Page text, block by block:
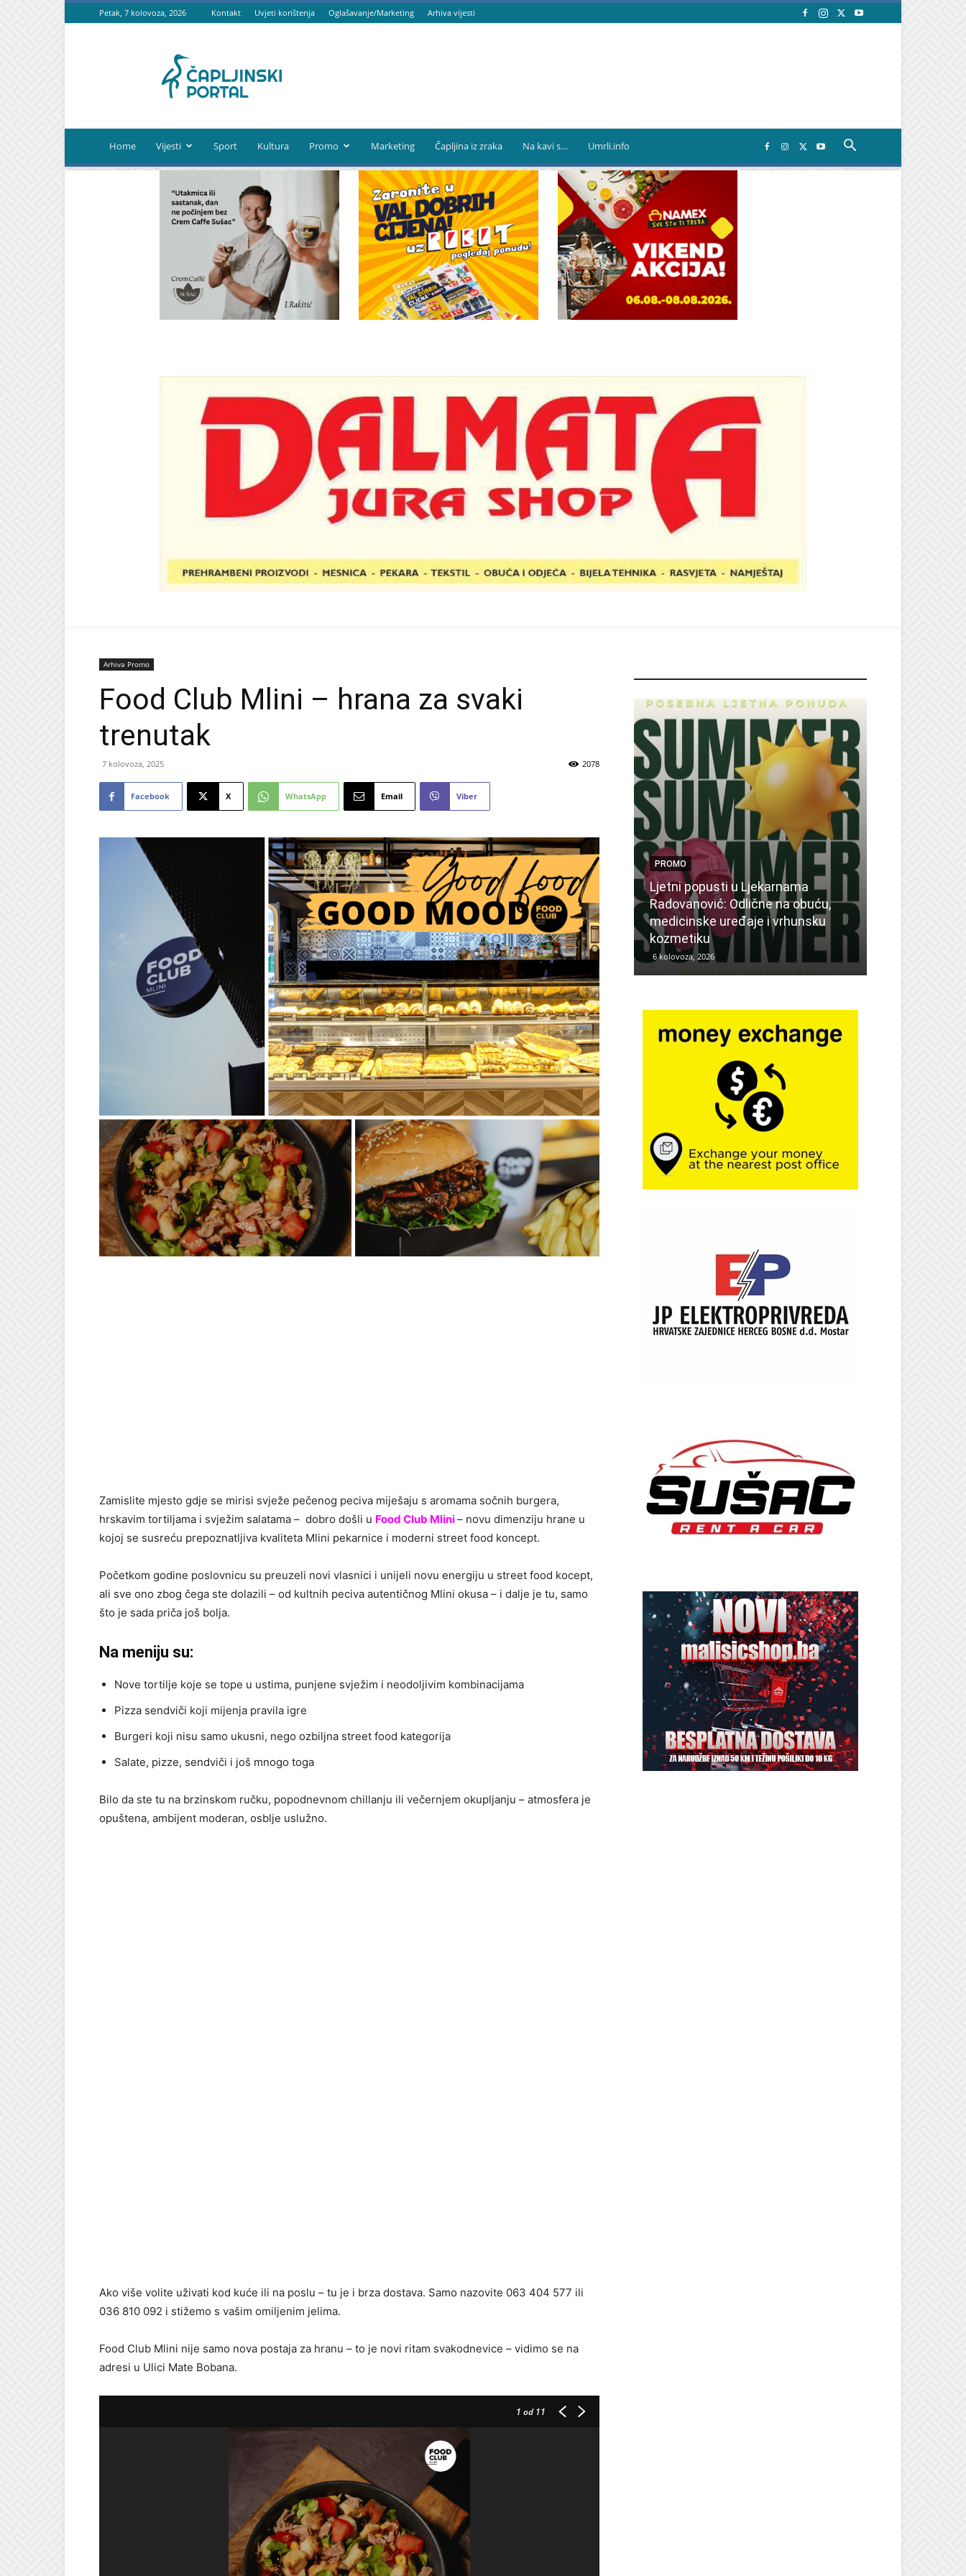
Petak, 7 kolovoza, 2026 Kontakt Uvjeti korištenja Oglašavanje/Marketing Arhiva vijesti
portal
Home Vijesti Sport Kultura Promo Marketing Čapljina iz zraka Na kavi s… Umrli.info
Arhiva Promo
Food Club Mlini – hrana za svaki
trenutak
7 kolovoza, 2025 2078
Facebook X WhatsApp Email Viber
Zamislite mjesto gdje se mirisi svježe pečenog peciva miješaju s aromama sočnih burgera,
hrskavim tortiljama i svježim salatama – dobro došli u Food Club Mlini– novu dimenziju hrane u
kojoj se susreću prepoznatljiva kvaliteta Mlini pekarnice i moderni street food koncept.
Početkom godine poslovnicu su preuzeli novi vlasnici i unijeli novu energiju u street food kocept,
ali sve ono zbog čega ste dolazili – od kultnih peciva autentičnog Mlini okusa – i dalje je tu, samo
što je sada priča još bolja.
Na meniju su:
Nove tortilje koje se tope u ustima, punjene svježim i neodoljivim kombinacijama
Pizza sendviči koji mijenja pravila igre
Burgeri koji nisu samo ukusni, nego ozbiljna street food kategorija
Salate, pizze, sendviči i još mnogo toga
Bilo da ste tu na brzinskom ručku, popodnevnom chillanju ili večernjem okupljanju – atmosfera je
opuštena, ambijent moderan, osblje uslužno.
Ako više volite uživati kod kuće ili na poslu – tu je i brza dostava. Samo nazovite 063 404 577 ili
036 810 092 i stižemo s vašim omiljenim jelima.
Food Club Mlini nije samo nova postaja za hranu – to je novi ritam svakodnevice – vidimo se na
adresi u Ulici Mate Bobana.
1 od 11
PROMO
Ljetni popusti u Ljekarnama
Radovanović: Odlične na obuću,
medicinske uređaje i vrhunsku
kozmetiku
6 kolovoza, 2026